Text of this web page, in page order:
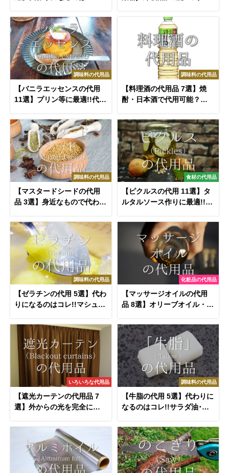
調味料の代用品
【バニラエッセンスの代用
11選】プリン等に最適!!代わ
紹介
調味料の代用品
【料理酒の代用品 7選】焼
酎・日本酒で代用可能？お
介！
調味料の代用品
【マスタードシードの代用
品 3選】身近なもので代わり
紹介
食材の代用品
【ピクルスの代用 11選】タ
ルタルソース作りに最適!!た
を紹介
調味料の代用品
【ゼラチンの代用 5選】代わ
りになるのはコレ!!マシュマ
替品を紹介
化粧品の代用品
【マッサージオイルの代用
品 8選】オリーブオイル・ベ
替品を紹介！
いろいろな代用品
【遮光カーテンの代用品 7
選】外からの光を完全に遮
介！
調味料の代用品
【牛脂の代用 5選】代わりに
なるのはコレ!!サラダ油･オ
代替品を紹介